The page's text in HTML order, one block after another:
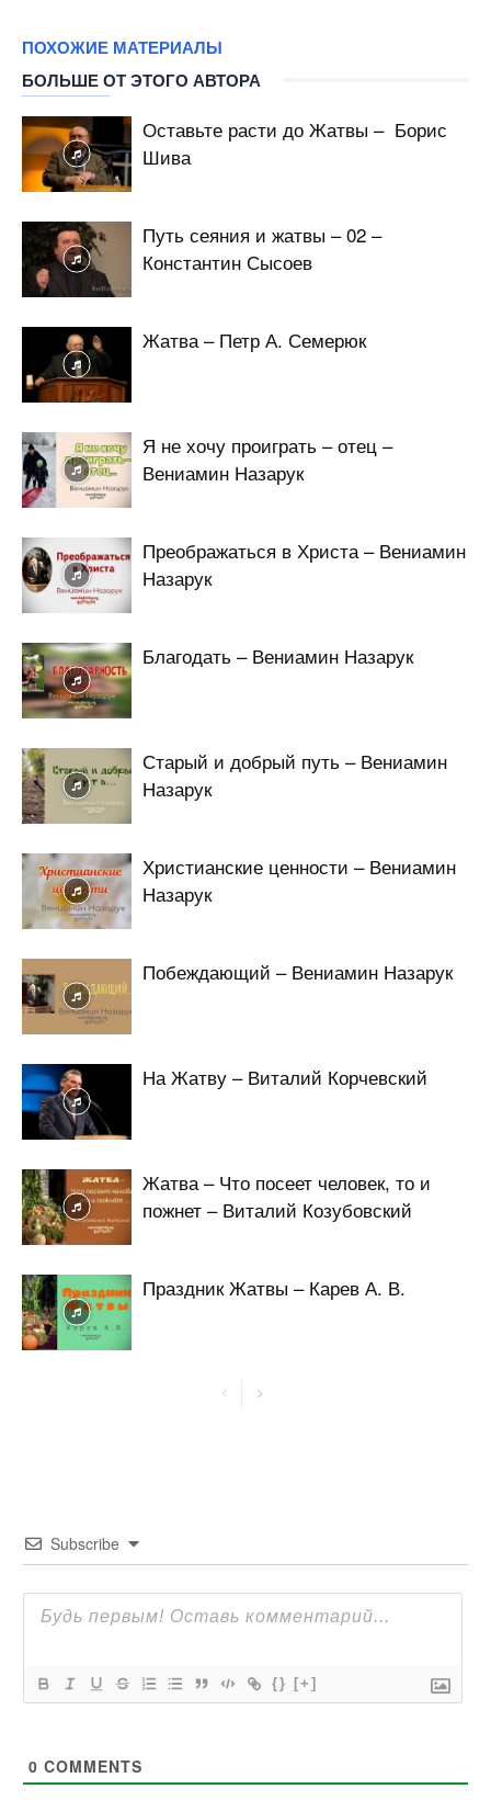
ПОХОЖИЕ МАТЕРИАЛЫ
БОЛЬШЕ ОТ ЭТОГО АВТОРА
Оставьте расти до Жатвы – Борис
Шива
Путь сеяния и жатвы – 02 –
Константин Сысоев
Жатва – Петр А. Семерюк
Я не хочу проиграть – отец –
Вениамин Назарук
Преображаться в Христа – Вениамин
Назарук
Благодать – Вениамин Назарук
Старый и добрый путь – Вениамин
Назарук
Христианские ценности – Вениамин
Назарук
Побеждающий – Вениамин Назарук
На Жатву – Виталий Корчевский
Жатва – Что посеет человек, то и
пожнет – Виталий Козубовский
Праздник Жатвы – Карев А. В.
Subscribe
{} [+]
0 COMMENTS